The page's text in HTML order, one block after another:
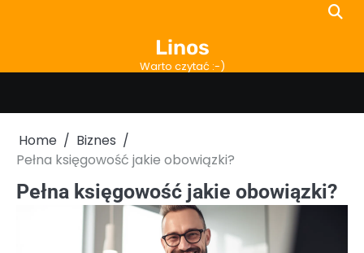
Linos
Warto czytać :-)
Home
Biznes
Pełna księgowość jakie obowiązki?
Pełna księgowość jakie obowiązki?